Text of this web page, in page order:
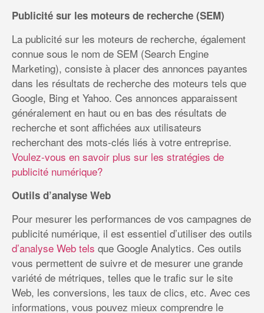
Publicité sur les moteurs de recherche (SEM)
La publicité sur les moteurs de recherche, également
connue sous le nom de SEM (Search Engine
Marketing), consiste à placer des annonces payantes
dans les résultats de recherche des moteurs tels que
Google, Bing et Yahoo. Ces annonces apparaissent
généralement en haut ou en bas des résultats de
recherche et sont affichées aux utilisateurs
recherchant des mots-clés liés à votre entreprise.
Voulez-vous en savoir plus sur les stratégies de
publicité numérique?
Outils d’analyse Web
Pour mesurer les performances de vos campagnes de
publicité numérique, il est essentiel d’utiliser des outils
d’analyse Web tels que Google Analytics. Ces outils
vous permettent de suivre et de mesurer une grande
variété de métriques, telles que le trafic sur le site
Web, les conversions, les taux de clics, etc. Avec ces
informations, vous pouvez mieux comprendre le